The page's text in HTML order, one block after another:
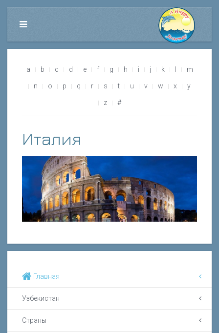
a b c d e f g h i j k m
n o p q r s t u v w x y
z #
Италия
Главная
Узбекистан
Страны